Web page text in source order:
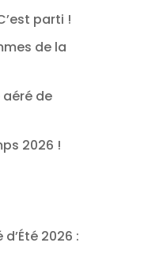
parti !
de la
de
2026 !
2026 :